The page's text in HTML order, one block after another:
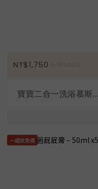
NT$1,750
寶寶二合一洗浴慕斯...
一組就免運